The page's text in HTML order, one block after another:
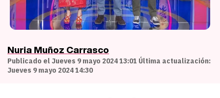
Nuria Muñoz Carrasco
Publicado el Jueves 9 mayo 2024 13:01 Última actualización:
Jueves 9 mayo 2024 14:30